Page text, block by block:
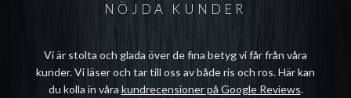
NÖJDA KUNDER
Vi är stolta och glada över de fina betyg vi får från våra
kunder. Vi läser och tar till oss av både ris och ros. Här kan
du kolla in våra kundrecensioner på Google Reviews.